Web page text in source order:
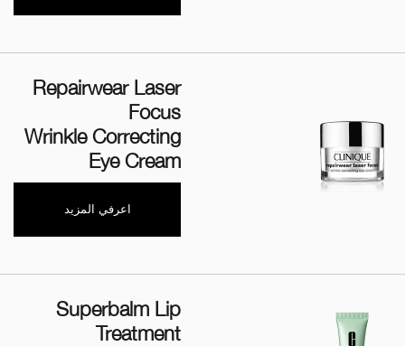
Repairwear Laser
Focus
Wrinkle Correcting
Eye Cream
اعرفي المزيد
Superbalm Lip
Treatment